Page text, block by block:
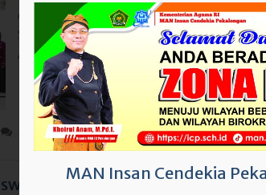
diberi kesempatan untuk hadir dalam
Sebagai Ideologi Penangkal Radikalisme
Acara ini diadakan oleh Kantor
Leave a comment
Kelas XII MAN Insan
MAN Insan Cendekia